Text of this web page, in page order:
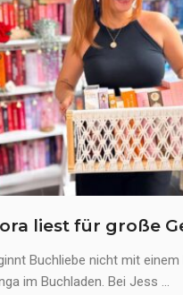
liest für große
Buchliebe nicht mit
im Buchladen. Bei Jess ...